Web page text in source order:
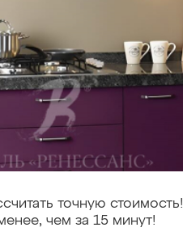
точную стоимость!
чем за 15 минут!